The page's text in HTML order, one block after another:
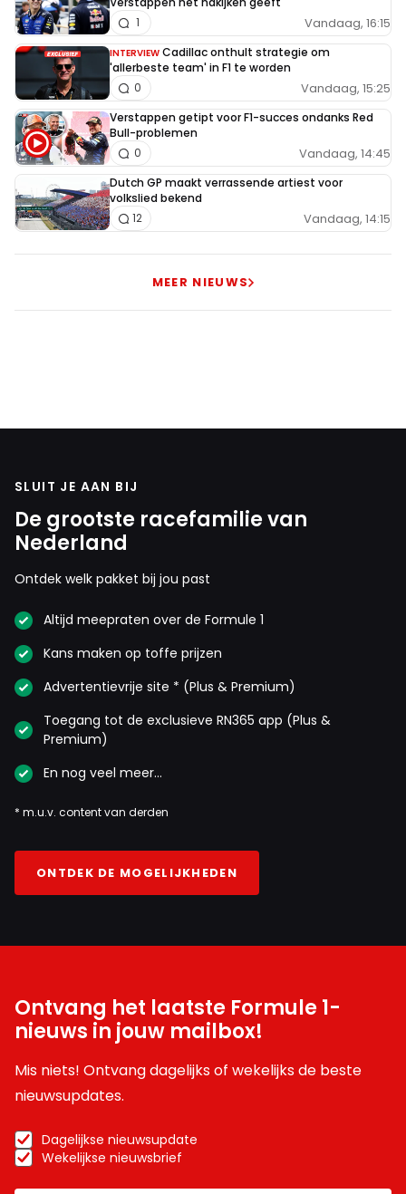
Vandaag, 16:15
1
INTERVIEW Cadillac onthult strategie om
'allerbeste team' in F1 te worden
Vandaag, 15:25
0
Verstappen getipt voor F1-succes ondanks Red
Bull-problemen
Vandaag, 14:45
0
Dutch GP maakt verrassende artiest voor
volkslied bekend
Vandaag, 14:15
12
MEER NIEUWS
SLUIT JE AAN BIJ
De grootste racefamilie van
Nederland
Ontdek welk pakket bij jou past
Altijd meepraten over de Formule 1
Kans maken op toffe prijzen
Advertentievrije site * (Plus & Premium)
Toegang tot de exclusieve RN365 app (Plus &
Premium)
En nog veel meer…
* m.u.v. content van derden
ONTDEK DE MOGELIJKHEDEN
Ontvang het laatste Formule 1-
nieuws in jouw mailbox!
Mis niets! Ontvang dagelijks of wekelijks de beste
nieuwsupdates.
Dagelijkse nieuwsupdate
Wekelijkse nieuwsbrief